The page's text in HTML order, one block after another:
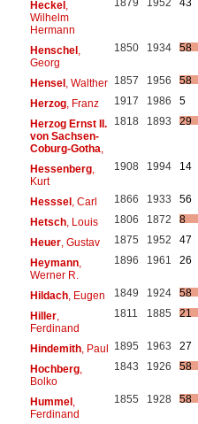
Heckel,
Wilhelm
Hermann
1879 1952 43
Henschel,
Georg
1850 1934 58
Hensel, Walther 1857 1956
58
Herzog, Franz 1917 1986
5
Herzog Ernst II.
von Sachsen-
Coburg-Gotha
1818 1893 29
Hessenberg,
Kurt
1908 1994 14
Hesssel, Carl 1866 1933
56
Hetsch, Louis 1806 1872
8
Heuer, Gustav 1875 1952
47
Heymann,
Werner R.
1896 1961 26
Hildach, Eugen 1849 1924
58
Hiller,
Ferdinand
1811 1885 21
Hindemith, Paul 1895 1963
27
Hochberg,
Bolko
1843 1926 58
Hummel,
Ferdinand
1855 1928 58